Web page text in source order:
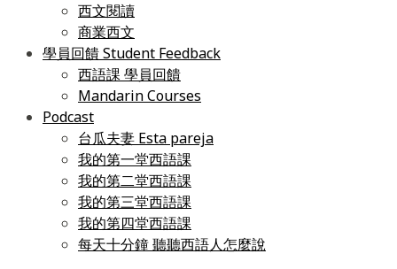
西文閱讀
商業西文
學員回饋 Student Feedback
西語課 學員回饋
Mandarin Courses
Podcast
台瓜夫妻 Esta pareja
我的第一堂西語課
我的第二堂西語課
我的第三堂西語課
我的第四堂西語課
每天十分鐘 聽聽西語人怎麼說